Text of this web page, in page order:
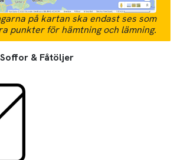
på kartan ska endast ses som
punkter för hämtning och lämning.
& Fåtöljer